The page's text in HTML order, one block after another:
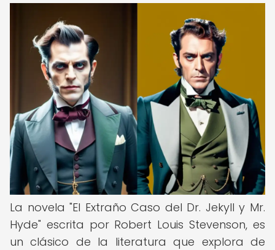
La novela "El Extraño Caso del Dr. Jekyll y Mr.
Hyde" escrita por Robert Louis Stevenson, es
un clásico de la literatura que explora de